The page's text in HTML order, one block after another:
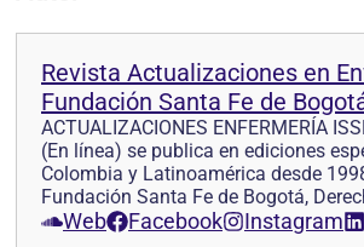
Revista Actualizaciones en
Fundación Santa Fe de
ACTUALIZACIONES ENFERMERÍA
(En línea) se publica en ediciones
Colombia y Latinoamérica desde
Fundación Santa Fe de Bogotá,
Web Facebook Instagram